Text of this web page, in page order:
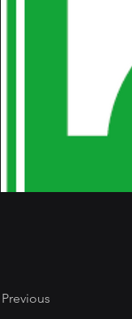
Previous